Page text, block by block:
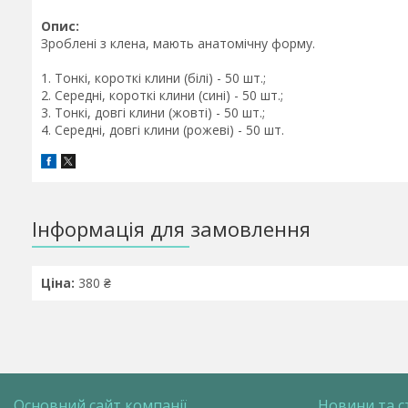
Опис:
Зроблені з клена, мають анатомічну форму.
1. Тонкі, короткі клини (білі) - 50 шт.;
2. Середні, короткі клини (сині) - 50 шт.;
3. Тонкі, довгі клини (жовті) - 50 шт.;
4. Середні, довгі клини (рожеві) - 50 шт.
Інформація для замовлення
Ціна: 380 ₴